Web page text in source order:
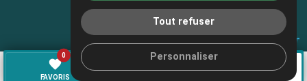
favorite
0
FAVORIS
call
Gestion des cookies
Tout refuser
Personnaliser